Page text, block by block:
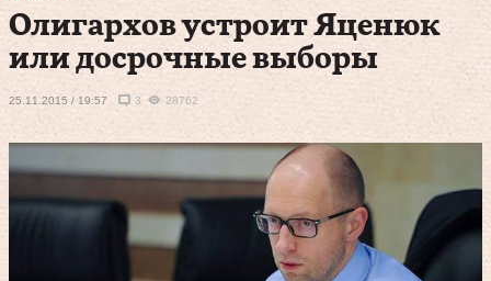
Олигархов устроит Яценюк
или досрочные выборы
25.11.2015 / 19:57 3 28762